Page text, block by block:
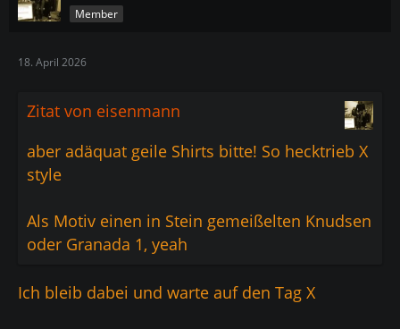
Member
18. April 2026
Zitat von eisenmann
aber adäquat geile Shirts bitte! So hecktrieb X
style
Als Motiv einen in Stein gemeißelten Knudsen
oder Granada 1, yeah
Ich bleib dabei und warte auf den Tag X